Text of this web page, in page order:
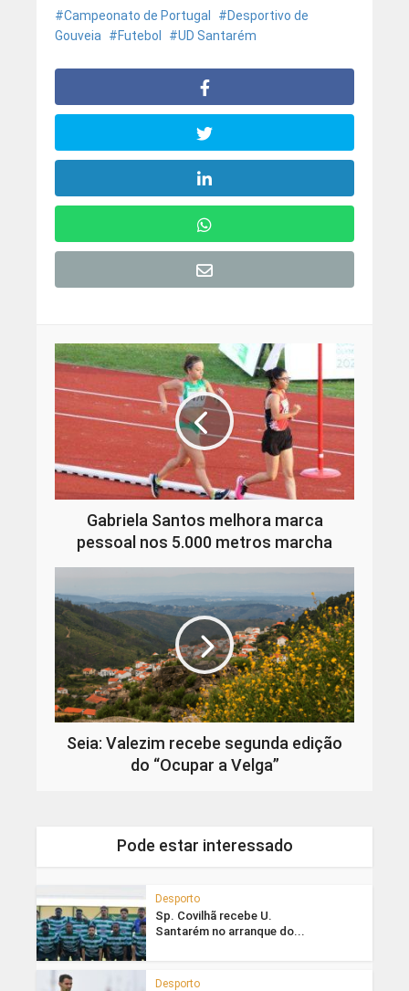
Campeonato de Portugal
Desportivo de
Gouveia
Futebol UD Santarém
Gabriela Santos melhora marca
pessoal nos 5.000 metros marcha
Seia: Valezim recebe segunda edição
do “Ocupar a Velga”
Pode estar interessado
Desporto
Sp. Covilhã recebe U.
Santarém no arranque do...
Desporto